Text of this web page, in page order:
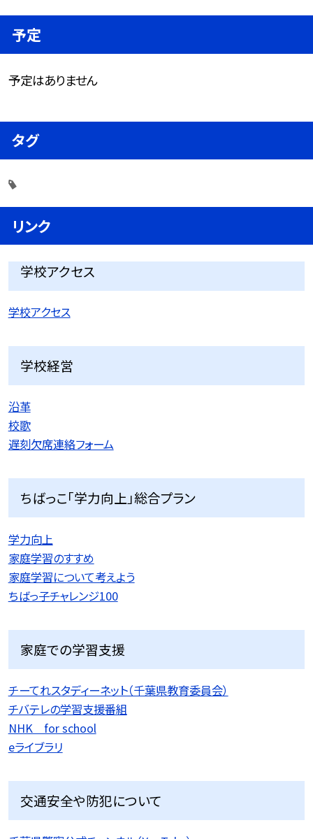
予定
予定はありません
タグ
リンク
学校アクセス
学校アクセス
学校経営
沿革
校歌
遅刻欠席連絡フォーム
ちばっこ「学力向上」総合プラン
学力向上
家庭学習のすすめ
家庭学習について考えよう
ちばっ子チャレンジ100
家庭での学習支援
チーてれスタディーネット（千葉県教育委員会）
チバテレの学習支援番組
NHK for school
eライブラリ
交通安全や防犯について